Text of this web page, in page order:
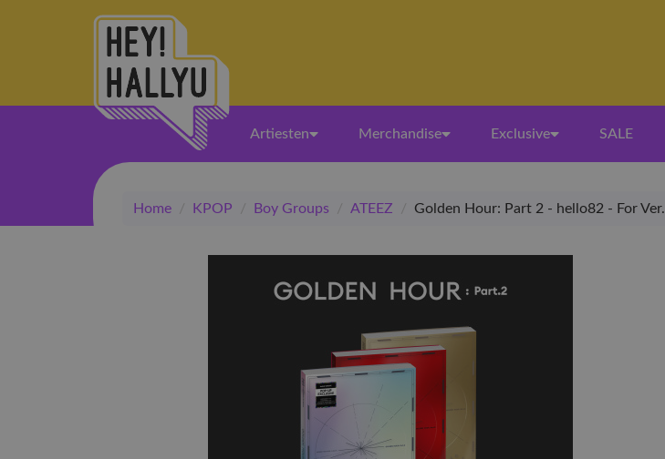
Artiesten Merchandise Exclusive SALE
Home / KPOP / Boy Groups / ATEEZ / Golden Hour: Part 2 - hello82 - For Ver.